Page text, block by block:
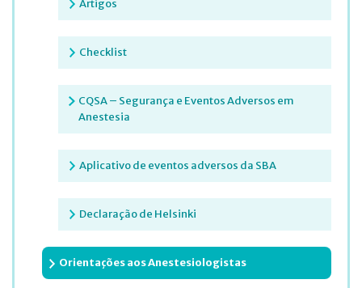
Artigos
Checklist
CQSA – Segurança e Eventos Adversos em
Anestesia
Aplicativo de eventos adversos da SBA
Declaração de Helsinki
Orientações aos Anestesiologistas